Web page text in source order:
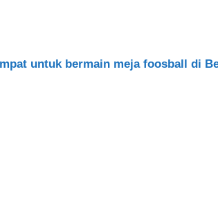
untuk bermain meja foosball di